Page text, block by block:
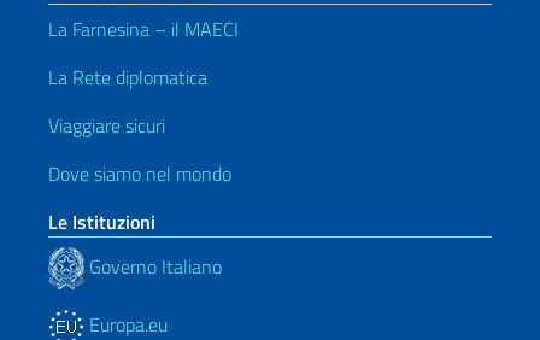
La Farnesina – il MAECI
La Rete diplomatica
Viaggiare sicuri
Dove siamo nel mondo
Le Istituzioni
Governo Italiano
Europa.eu